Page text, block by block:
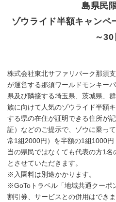
島県民
ゾウライド半額キャン
～30
株式会社東北サファリパーク那須
が運営する那須ワールドモンキー
県及び隣接する埼玉県、茨城県、
族に向けて人気のゾウライド半額
する県の在住が証明できる住所が
証）などのご提示で、ゾウに乗っ
常1組2000円）を半額の1組1000
当の県民ではなくても代表の方1
とさせていただきます。
※入園料は別途かかります。
※GoToトラベル「地域共通クーポ
割引券、サービスとの併用はできま